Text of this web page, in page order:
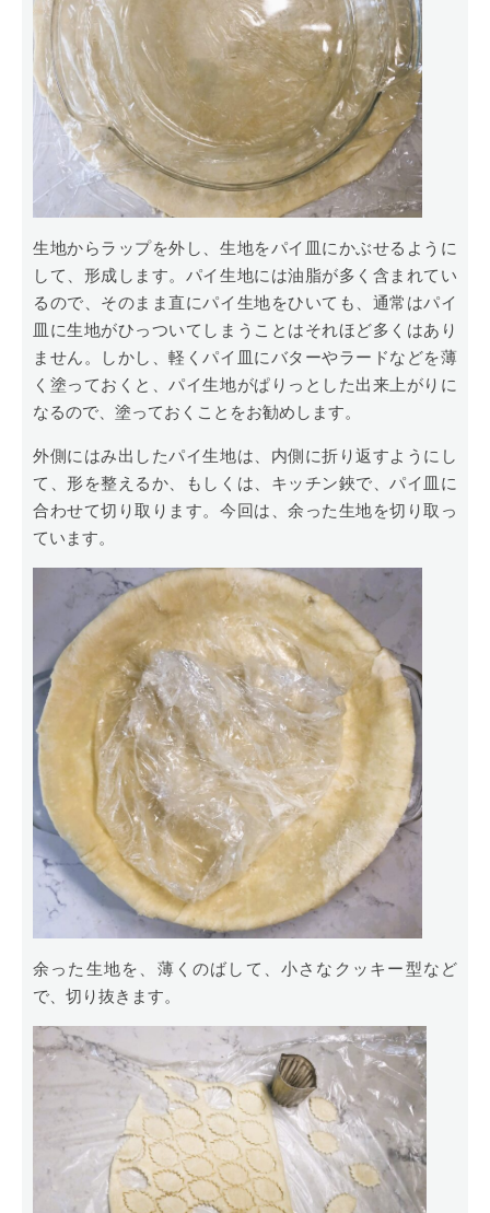
生地からラップを外し、生地をパイ皿にかぶせるように
して、形成します。パイ生地には油脂が多く含まれてい
るので、そのまま直にパイ生地をひいても、通常はパイ
皿に生地がひっついてしまうことはそれほど多くはあり
ません。しかし、軽くパイ皿にバターやラードなどを薄
く塗っておくと、パイ生地がぱりっとした出来上がりに
なるので、塗っておくことをお勧めします。
外側にはみ出したパイ生地は、内側に折り返すようにし
て、形を整えるか、もしくは、キッチン鋏で、パイ皿に
合わせて切り取ります。今回は、余った生地を切り取っ
ています。
余った生地を、薄くのばして、小さなクッキー型など
で、切り抜きます。